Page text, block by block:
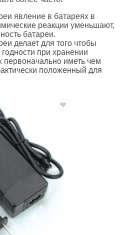
явление в батареях в
реакции уменьшают,
батареи.
делает для того чтобы
при хранении
первоначально иметь чем
положенный для